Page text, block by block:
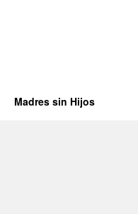
Madres sin Hijos